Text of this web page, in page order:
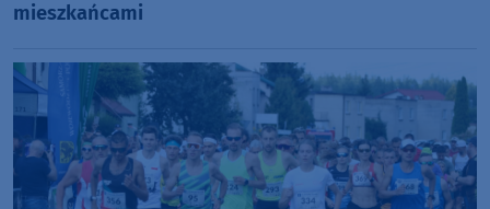
mieszkańcami